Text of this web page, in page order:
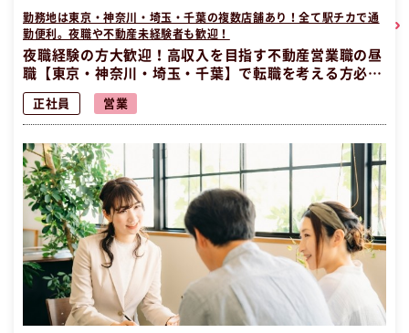
勤務地は東京・神奈川・埼玉・千葉の複数店舗あり！全て駅チカで通
勤便利。夜職や不動産未経験者も歓迎！
夜職経験の方大歓迎！高収入を目指す不動産営業職の昼
職【東京・神奈川・埼玉・千葉】で転職を考える方必
見！
正社員 営業